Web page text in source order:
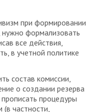
при формировании
нужно формализовать
все действия,
в учетной политике
состав комиссии,
о создании резерва
процедуры
(в частности,